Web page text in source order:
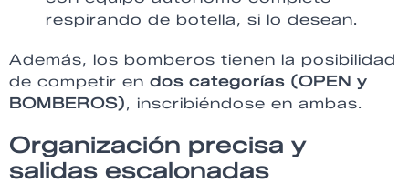
respirando de botella, si lo desean.
Además, los bomberos tienen la posibilidad
de competir en dos categorías (OPEN y
BOMBEROS), inscribiéndose en ambas.
Organización precisa y
salidas escalonadas